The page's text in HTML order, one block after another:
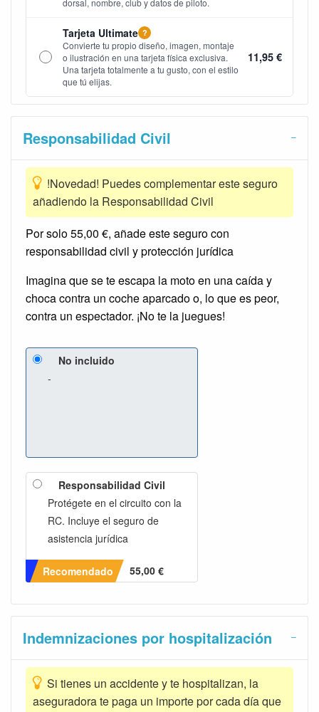
dorsal, nombre, club y datos de piloto.
Tarjeta Ultimate ?
Convierte tu propio diseño, imagen, montaje
o ilustración en una tarjeta física exclusiva.
Una tarjeta totalmente a tu gusto, con el estilo
que tú elijas.
11,95 €
Responsabilidad Civil
!Novedad! Puedes complementar este seguro
añadiendo la Responsabilidad Civil
Por solo 55,00 €, añade este seguro con
responsabilidad civil y protección jurídica
Imagina que se te escapa la moto en una caída y
choca contra un coche aparcado o, lo que es peor,
contra un espectador. ¡No te la juegues!
No incluido
-
Responsabilidad Civil
Protégete en el circuito con la
RC. Incluye el seguro de
asistencia jurídica
Recomendado 55,00 €
Indemnizaciones por hospitalización
Si tienes un accidente y te hospitalizan, la
aseguradora te paga un importe por cada día que